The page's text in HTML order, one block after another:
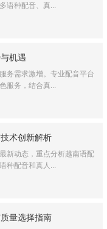
语种配音、真...
机遇
务需求激增。专业配音平台
服务，结合真...
术创新解析
新动态，重点分析越南语配
种配音和真人...
量选择指南